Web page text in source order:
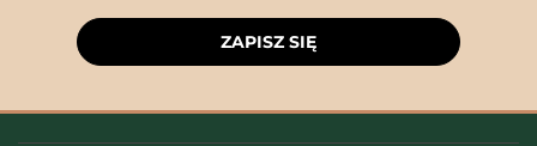
ZAPISZ SIĘ